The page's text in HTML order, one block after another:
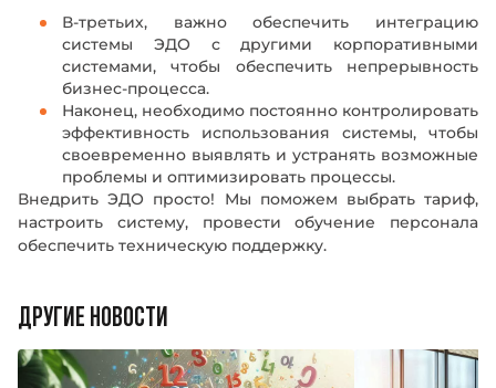
В-третьих, важно обеспечить интеграцию
системы ЭДО с другими корпоративными
системами, чтобы обеспечить непрерывность
бизнес-процесса.
Наконец, необходимо постоянно контролировать
эффективность использования системы, чтобы
своевременно выявлять и устранять возможные
проблемы и оптимизировать процессы.
Внедрить ЭДО просто! Мы поможем выбрать тариф,
настроить систему, провести обучение персонала
обеспечить техническую поддержку.
ДРУГИЕ НОВОСТИ